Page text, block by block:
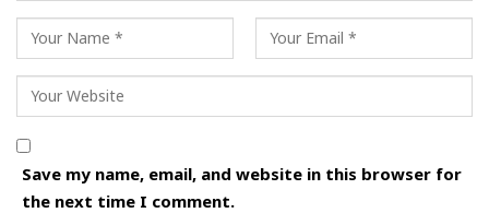
Save my name, email, and website in this browser for
the next time I comment.